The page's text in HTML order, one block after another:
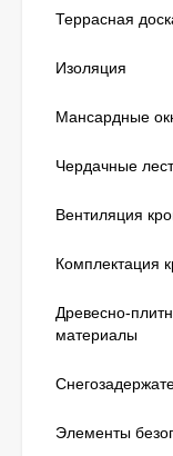
Террасная
Изоляция
Мансардные
Чердачные
Вентиляция
Комплектация
Древесно-
материалы
Элементы